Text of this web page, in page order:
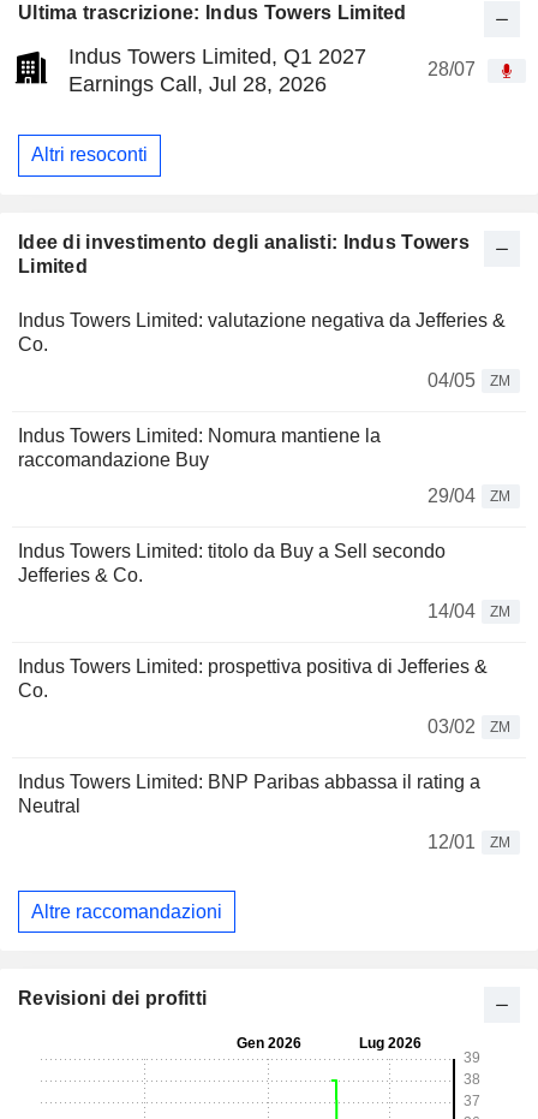
Ultima trascrizione: Indus Towers Limited
Indus Towers Limited, Q1 2027
Earnings Call, Jul 28, 2026
28/07
Altri resoconti
Idee di investimento degli analisti: Indus Towers
Limited
Indus Towers Limited: valutazione negativa da Jefferies &
Co.
04/05
ZM
Indus Towers Limited: Nomura mantiene la
raccomandazione Buy
29/04
ZM
Indus Towers Limited: titolo da Buy a Sell secondo
Jefferies & Co.
14/04
ZM
Indus Towers Limited: prospettiva positiva di Jefferies &
Co.
03/02
ZM
Indus Towers Limited: BNP Paribas abbassa il rating a
Neutral
12/01
ZM
Altre raccomandazioni
Revisioni dei profitti